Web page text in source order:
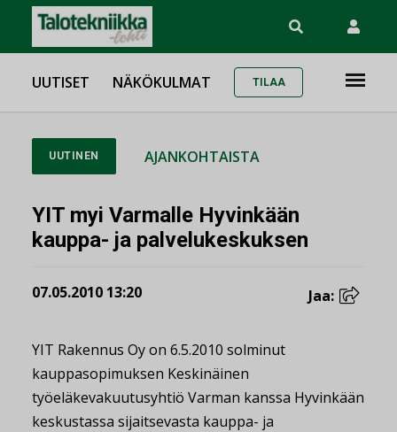
UUTISET NÄKÖKULMAT TILAA
UUTINEN AJANKOHTAISTA
YIT myi Varmalle Hyvinkään
kauppa- ja palvelukeskuksen
07.05.2010 13:20 Jaa:
YIT Rakennus Oy on 6.5.2010 solminut
kauppasopimuksen Keskinäinen
työeläkevakuutusyhtiö Varman kanssa Hyvinkään
keskustassa sijaitsevasta kauppa- ja